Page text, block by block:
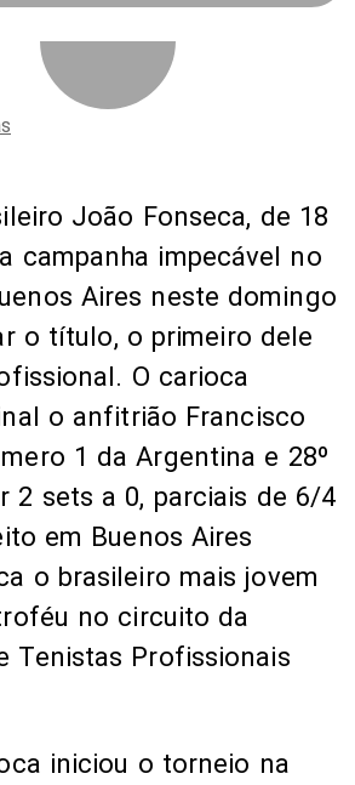
João Fonseca, de 18
campanha impecável no
Aires neste domingo
o título, o primeiro dele
O carioca
o anfitrião Francisco
1 da Argentina e 28º
2 sets a 0, parciais de 6/4
em Buenos Aires
o brasileiro mais jovem
no circuito da
Tenistas Profissionais
iniciou o torneio na